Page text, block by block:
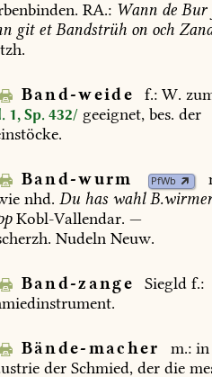
RA.: Wann de Bur
gitetBandstrüh on och
.
Band-weide f.: W.
1, Sp. 432/ geeignet, bes. der
Band-wurm PfWb
nhd. Du has wahl
Kobl-Vallendar. —
Nudeln Neuw.
Band-zange Siegldf.:
Bände-macher m.: in
der Schmied, der die